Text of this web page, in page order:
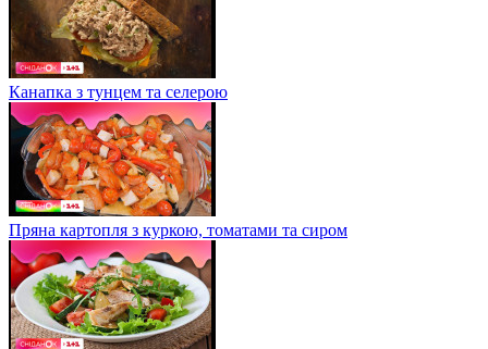
Канапка з тунцем та селерою
Пряна картопля з куркою, томатами та сиром